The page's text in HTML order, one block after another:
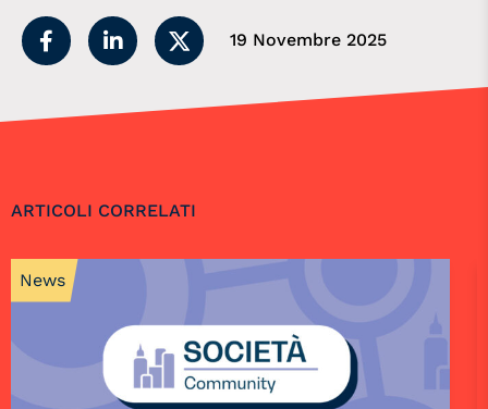
19 Novembre 2025
ARTICOLI CORRELATI
News